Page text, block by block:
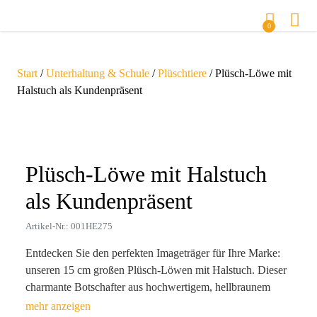
0
Start /Unterhaltung & Schule /Plüschtiere / Plüsch-Löwe mit
Halstuch als Kundenpräsent
Plüsch-Löwe mit Halstuch
als Kundenpräsent
Artikel-Nr.: 001HE275
Entdecken Sie den perfekten Imageträger für Ihre Marke:
unseren 15 cm großen Plüsch-Löwen mit Halstuch. Dieser
charmante Botschafter aus hochwertigem, hellbraunem
Polyester verspricht nicht nur Kuschelspaß, sondern auch